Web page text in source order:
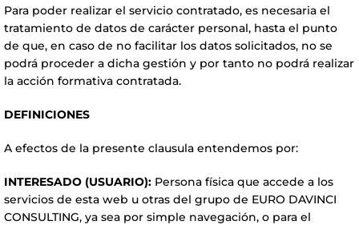
Para poder realizar el servicio contratado, es necesaria el
tratamiento de datos de carácter personal, hasta el punto
de que, en caso de no facilitar los datos solicitados, no se
podrá proceder a dicha gestión y por tanto no podrá realizar
la acción formativa contratada.
DEFINICIONES
A efectos de la presente clausula entendemos por:
INTERESADO (USUARIO): Persona física que accede a los
servicios de esta web u otras del grupo de EURO DAVINCI
CONSULTING, ya sea por simple navegación, o para el